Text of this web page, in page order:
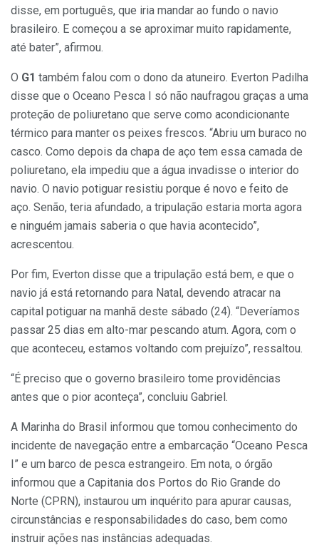
disse, em português, que iria mandar ao fundo o navio
brasileiro. E começou a se aproximar muito rapidamente,
até bater”, afirmou.
O G1 também falou com o dono da atuneiro. Everton Padilha
disse que o Oceano Pesca I só não naufragou graças a uma
proteção de poliuretano que serve como acondicionante
térmico para manter os peixes frescos. “Abriu um buraco no
casco. Como depois da chapa de aço tem essa camada de
poliuretano, ela impediu que a água invadisse o interior do
navio. O navio potiguar resistiu porque é novo e feito de
aço. Senão, teria afundado, a tripulação estaria morta agora
e ninguém jamais saberia o que havia acontecido”,
acrescentou.
Por fim, Everton disse que a tripulação está bem, e que o
navio já está retornando para Natal, devendo atracar na
capital potiguar na manhã deste sábado (24). “Deveríamos
passar 25 dias em alto-mar pescando atum. Agora, com o
que aconteceu, estamos voltando com prejuízo”, ressaltou.
“É preciso que o governo brasileiro tome providências
antes que o pior aconteça”, concluiu Gabriel.
A Marinha do Brasil informou que tomou conhecimento do
incidente de navegação entre a embarcação “Oceano Pesca
I” e um barco de pesca estrangeiro. Em nota, o órgão
informou que a Capitania dos Portos do Rio Grande do
Norte (CPRN), instaurou um inquérito para apurar causas,
circunstâncias e responsabilidades do caso, bem como
instruir ações nas instâncias adequadas.